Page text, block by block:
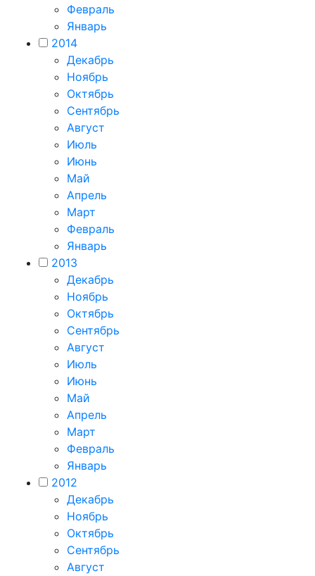
Февраль
Январь
2014
Декабрь
Ноябрь
Октябрь
Сентябрь
Август
Июль
Июнь
Май
Апрель
Март
Февраль
Январь
2013
Декабрь
Ноябрь
Октябрь
Сентябрь
Август
Июль
Июнь
Май
Апрель
Март
Февраль
Январь
2012
Декабрь
Ноябрь
Октябрь
Сентябрь
Август